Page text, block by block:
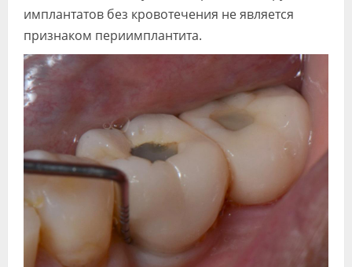
имплантатов без кровотечения не является
признаком периимплантита.